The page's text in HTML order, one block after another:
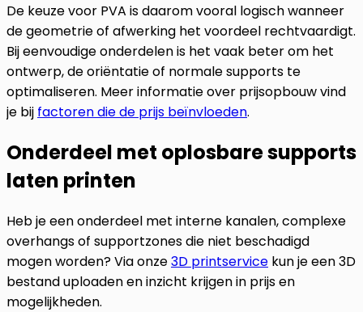
De keuze voor PVA is daarom vooral logisch wanneer
de geometrie of afwerking het voordeel rechtvaardigt.
Bij eenvoudige onderdelen is het vaak beter om het
ontwerp, de oriëntatie of normale supports te
optimaliseren. Meer informatie over prijsopbouw vind
je bij factoren die de prijs beïnvloeden.
Onderdeel met oplosbare supports
laten printen
Heb je een onderdeel met interne kanalen, complexe
overhangs of supportzones die niet beschadigd
mogen worden? Via onze3D printservice kun je een 3D
bestand uploaden en inzicht krijgen in prijs en
mogelijkheden.